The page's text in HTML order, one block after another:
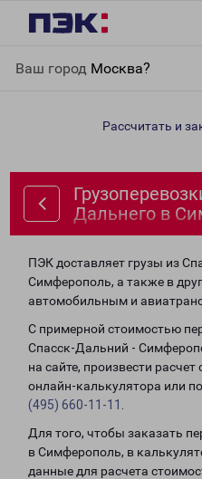
Ваш город Москва?
Симферополь
Рассчитать и
Дальнего в
ПЭК доставляет грузы из
Симферополь, а также в
автомобильным и
С примерной стоимостью
Спасск-Дальний -
на сайте, произвести
онлайн-калькулятора или
(495) 660-11-11
Для того, чтобы заказать
в Симферополь, в
данные для расчета